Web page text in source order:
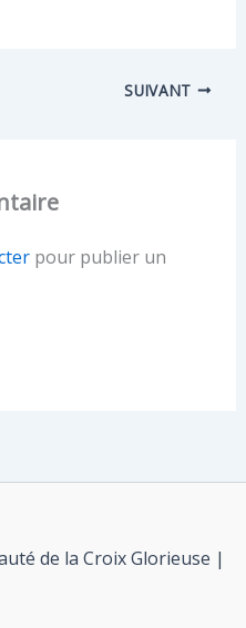
SUIVANT
pour publier un
de la Croix Glorieuse |